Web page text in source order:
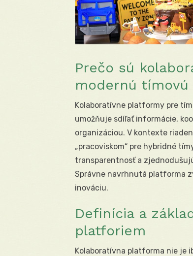
Prečo sú
modernú tímovú
Kolaboratívne platformy pre
umožňuje sdíľať informácie,
organizáciou. V kontexte
„pracoviskom“ pre hybridné
transparentnosť a
Správne navrhnutá platforma
inováciu.
Definícia a
platforiem
Kolaboratívna platforma nie je